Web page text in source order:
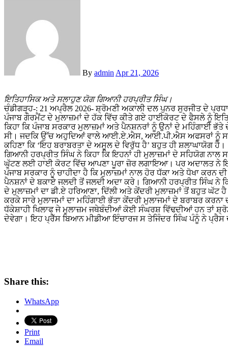
By admin Apr 21, 2026
ਇਤਿਹਾਸਿਕ ਅਤੇ ਸਲਾਹੁਣ ਯੋਗ ਗਿਆਨੀ ਹਰਪ੍ਰੀਤ ਸਿੰਘ।
ਚੰਡੀਗੜ੍ਹ-: 21 ਅਪ੍ਰੈਲ 2026- ਸ਼੍ਰੋਮਣੀ ਅਕਾਲੀ ਦਲ ਪੁਨਰ ਸੁਰਜੀਤ ਦੇ
ਪੰਜਾਬ ਗੌਰਮੈਂਟ ਦੇ ਮੁਲਾਜ਼ਮਾਂ ਦੇ ਹੱਕ ਵਿੱਚ ਕੀਤੇ ਗਏ ਹਾਈਕੋਰਟ ਦੇ ਫੈਸਲੇ ਨੂੰ
ਕਿਹਾ ਕਿ ਪੰਜਾਬ ਸਰਕਾਰ ਮੁਲਾਜ਼ਮਾਂ ਅਤੇ ਪੈਨਸ਼ਨਰਾਂ ਨੂੰ ਉਨਾਂ ਦੇ ਮਹਿੰਗਾਈ
ਸੀ। ਜਦਕਿ ਉੱਚ ਅਹੁਦਿਆਂ ਵਾਲੇ ਆਈ.ਏ.ਐਸ, ਆਈ.ਪੀ.ਐਸ ਅਫਸਰਾਂ ਨੂੰ
ਕਹਿਣਾ ਕਿ ‘ਇਹ ਬਰਾਬਰਤਾ ਦੇ ਅਸੂਲ ਦੇ ਵਿਰੁੱਧ ਹੈ’ ਬਹੁਤ ਹੀ ਸ਼ਲਾਘਾਯੋਗ ਹੈ।
ਗਿਆਨੀ ਹਰਪ੍ਰੀਤ ਸਿੰਘ ਨੇ ਕਿਹਾ ਕਿ ਇਹਨਾਂ ਹੀ ਮੁਲਾਜ਼ਮਾਂ ਦੇ ਸਹਿਯੋਗ
ਘੁੱਟਣ ਲਈ ਹਾਈ ਕੋਰਟ ਵਿੱਚ ਆਪਣਾ ਪੂਰਾ ਜ਼ੋਰ ਲਗਾਇਆ। ਪਰ ਅਦਾਲਤ ਨੇ
ਪੰਜਾਬ ਸਰਕਾਰ ਨੂੰ ਚਾਹੀਦਾ ਹੈ ਕਿ ਮੁਲਾਜ਼ਮਾਂ ਨਾਲ ਹੋਰ ਧੱਕਾ ਅਤੇ ਧੋਖਾ
ਪੈਨਸ਼ਨਾਂ ਦੇ ਬਕਾਏ ਜਲਦੀ ਤੋਂ ਜਲਦੀ ਅਦਾ ਕਰੇ। ਗਿਆਨੀ ਹਰਪ੍ਰੀਤ ਸਿੰਘ ਨੇ
ਦੇ ਮੁਲਾਜ਼ਮਾਂ ਦਾ ਡੀ.ਏ ਹਰਿਆਣਾ, ਦਿੱਲੀ ਅਤੇ ਕੇਂਦਰੀ ਮੁਲਾਜ਼ਮਾਂ ਤੋਂ ਬਹੁਤ ਘੱਟ
ਕਰਕੇ ਸਾਰੇ ਮੁਲਾਜਮਾਂ ਦਾ ਮਹਿੰਗਾਈ ਭੱਤਾ ਕੇਂਦਰੀ ਮੁਲਾਜਮਾਂ ਦੇ ਬਰਾਬਰ
ਧੱਕੇਸ਼ਾਹੀ ਖਿਲਾਫ ਜੇ ਮੁਲਾਜ਼ਮ ਜਥੇਬੰਦੀਆਂ ਕੋਈ ਸੰਘਰਸ਼ ਵਿੱਢਦੀਆਂ ਹਨ ਤਾਂ
ਦੇਵੇਗਾ। ਇਹ ਪ੍ਰੈੱਸ ਬਿਆਨ ਮੀਡੀਆ ਇੰਚਾਰਜ ਸ ਤੇਜਿੰਦਰ ਸਿੰਘ ਪੰਨੂੰ ਨੇ ਪ੍ਰੈਸ ਦੇ
Share this:
WhatsApp
Print
Email